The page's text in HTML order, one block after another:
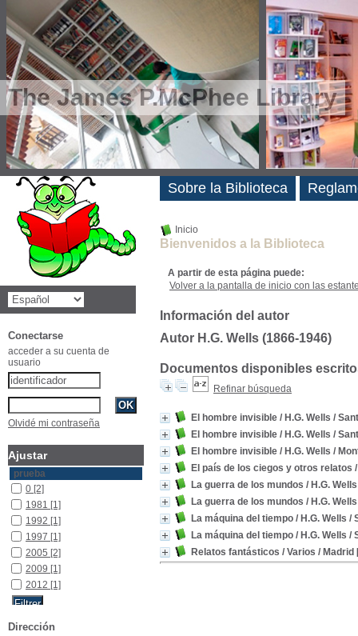
The James P.McPhee Library
Inicio
Bienvenidos a la Biblioteca
A partir de esta página puede:
Volver a la pantalla de inicio con las
Información del autor
Autor H.G. Wells (1866-1946)
Documentos disponibles
Refinar búsqueda
El hombre invisible / H.G. Wells /
El hombre invisible / H.G. Wells /
El hombre invisible / H.G. Wells /
El país de los ciegos y otros relatos
La guerra de los mundos / H.G. Wells
La guerra de los mundos / H.G. Wells
La máquina del tiempo / H.G. Wells /
La máquina del tiempo / H.G. Wells /
Relatos fantásticos / Varios / Madrid
Sobre la Biblioteca
Novedades
Conectarse
acceder a su cuenta de
usuario
Olvidé mi contraseña
Ajustar
prueba
0 [2]
1981 [1]
1992 [1]
1997 [1]
2005 [2]
2009 [1]
2012 [1]
Dirección